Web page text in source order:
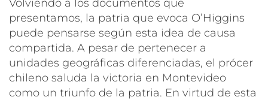
Volviendo a los documentos que
presentamos, la patria que evoca O’Higgins
puede pensarse según esta idea de causa
compartida. A pesar de pertenecer a
unidades geográficas diferenciadas, el prócer
chileno saluda la victoria en Montevideo
como un triunfo de la patria. En virtud de esta